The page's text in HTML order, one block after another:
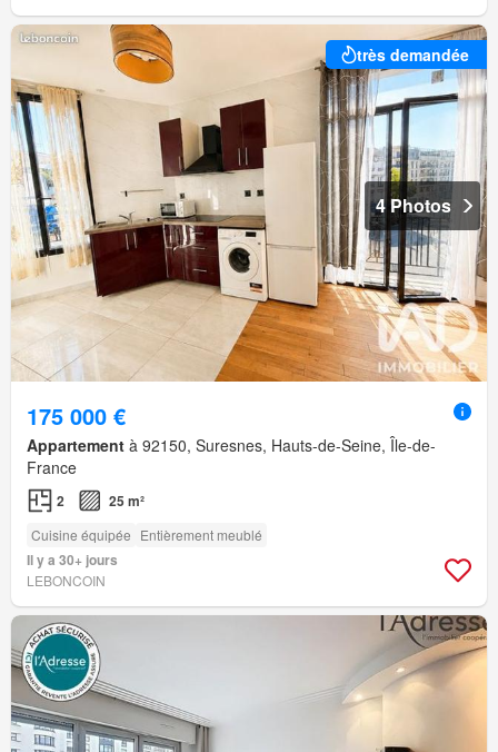
très demandée
4 Photos
175 000 €
Appartement à 92150, Suresnes, Hauts-de-Seine, Île-de-
France
2 25 m²
Cuisine équipée Entièrement meublé
Il y a 30+ jours
LEBONCOIN